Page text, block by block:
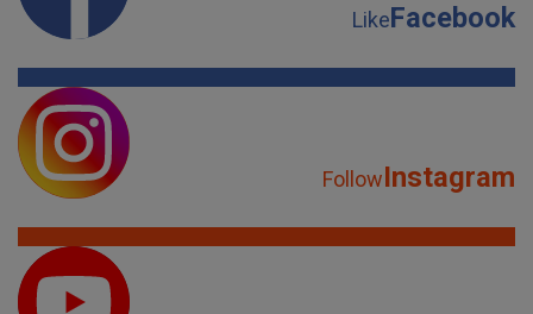
LikeFacebook
FollowInstagram